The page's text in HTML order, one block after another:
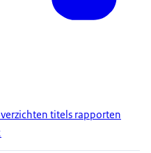
titels rapporten